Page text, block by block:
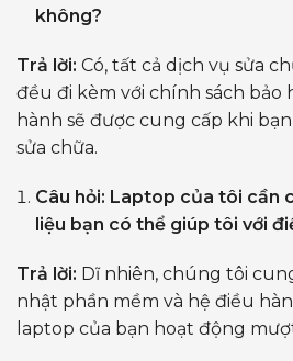
không?
Trả lời: Có, tất cả dịch vụ sửa
đều đi kèm với chính sách bảo
hành sẽ được cung cấp khi
sửa chữa.
Câu hỏi: Laptop của tôi cần
liệu bạn có thể giúp tôi với
Trả lời: Dĩ nhiên, chúng tôi
nhật phần mềm và hệ điều
laptop của bạn hoạt động